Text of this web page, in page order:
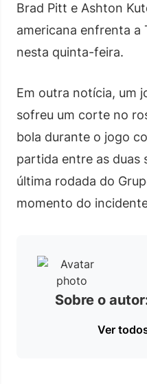
Brad Pitt e Ashton
americana enfrenta a
nesta quinta-feira.
Em outra notícia, um
sofreu um corte no
bola durante o jogo
partida entre as duas
última rodada do
momento do
Sobre o
Ver